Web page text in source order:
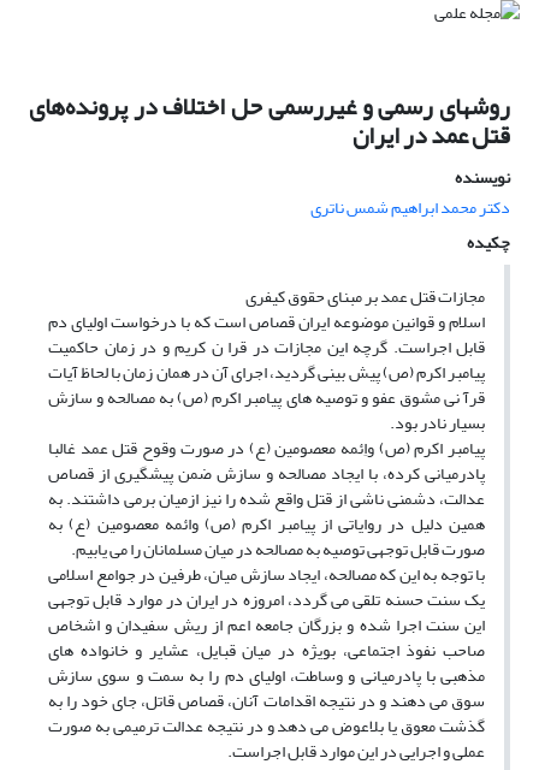
روشهای رسمی و غیررسمی حل اختلاف در پرونده‌های
قتل عمد در ایران
نویسنده
دکتر محمد ابراهیم شمس ناترى
چکیده
مجازات قتل عمد بر مبنای حقوق کیفری
اسلام و قوانین موضوعه ایران قصاص است که با درخواست اولیای دم
قابل اجراست. گرچه این مجازات در قرا ن کریم و در زمان حاکمیت
پیامبر اکرم (ص) پیش بینی گردید، اجرای آن در همان زمان با لحاظ آیات
قرآ نی مشوق عفو و توصیه های پیامبر اکرم (ص) به مصالحه و سازش
بسیار نادر بود.
پیامبر اکرم (ص) واِئمه معصومین (ع) در صورت وقوح قتل عمد غالبا
پادرمیانی کرده، با ایجاد مصالحه و سازش ضمن پیشگیری از قصاص
عدالت، دشمنی ناشی از قتل واقع شده را نیز ازمیان برمی داشتند. به
همین دلیل در روایاتی از پیامبر اکرم (ص) وائمه معصومین (ع) به
صورت قابل توجهی توصیه به مصالحه در میان مسلمانان را می یابیم.
با توجه به این که مصالحه، ایجاد سازش میان، طرفین در جوامع اسلامی
یک سنت حسنه تلقی می گردد، امروزه در ایران در موارد قابل توجهی
این سنت اجرا شده و بزرگان جامعه اعم از ریش سفیدان و اشخاص
صاحب نفوذ اجتماعی، بویژه در میان قبایل، عشایر و خانواده های
مذهبی با پادرمیانی و وساطت، اولیای دم را به سمت و سوی سازش
سوق می دهند و در نتیجه اقدامات آنان، قصاص قاتل، جای خود را به
گذشت معوق یا بلاعوض می دهد و در نتیجه عدالت ترمیمی به صورت
عملی و اجرایی در این موارد قابل اجراست.